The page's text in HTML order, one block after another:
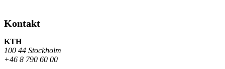
Kontakt
KTH
100 44 Stockholm
+46 8 790 60 00